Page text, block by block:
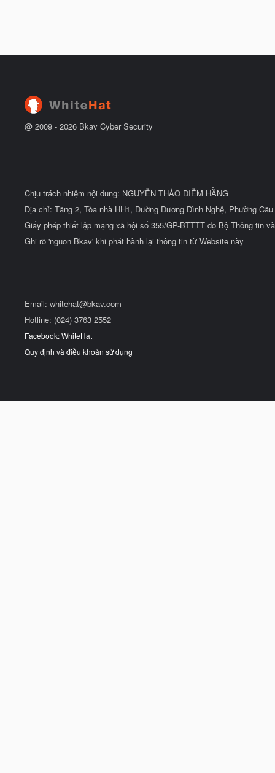
@ 2009 - 2026 Bkav Cyber Security
Chịu trách nhiệm nội dung: NGUYỄN THẢO DIỄM HẰNG
Địa chỉ: Tầng 2, Tòa nhà HH1, Đường Dương Đình Nghệ, Phường
Giấy phép thiết lập mạng xã hội số 355/GP-BTTTT do Bộ Thông tin
Ghi rõ 'nguồn Bkav' khi phát hành lại thông tin từ Website này
Email: whitehat@bkav.com
Hotline: (024) 3763 2552
Facebook: WhiteHat
Quy định và điều khoản sử dụng